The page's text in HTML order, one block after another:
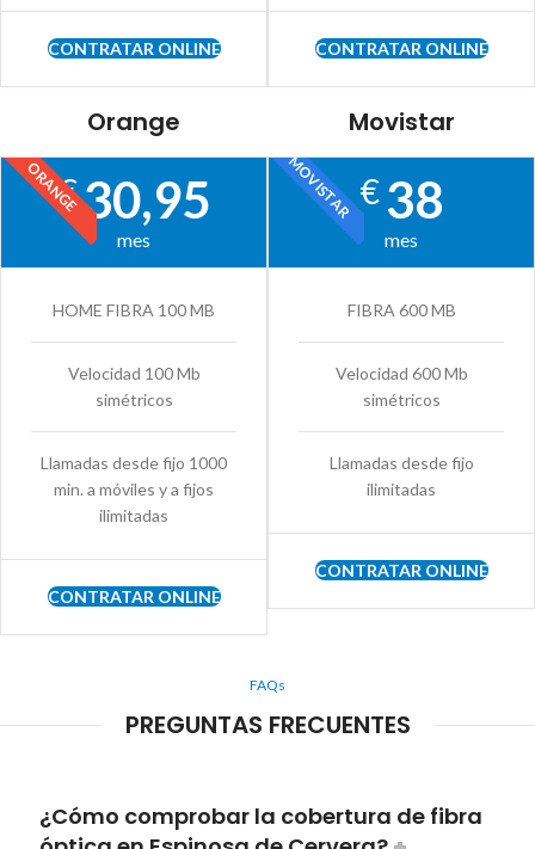
CONTRATAR ONLINE CONTRATAR ONLINE
Orange
ORANGE
€30,95
mes
HOME FIBRA 100 MB
Velocidad 100 Mb
simétricos
Llamadas desde fijo 1000
min. a móviles y a fijos
ilimitadas
CONTRATAR ONLINE
Movistar
MOVISTAR€38
mes
FIBRA 600 MB
Velocidad 600 Mb
simétricos
Llamadas desde fijo
ilimitadas
CONTRATAR ONLINE
FAQs
PREGUNTAS FRECUENTES
¿Cómo comprobar la cobertura de fibra